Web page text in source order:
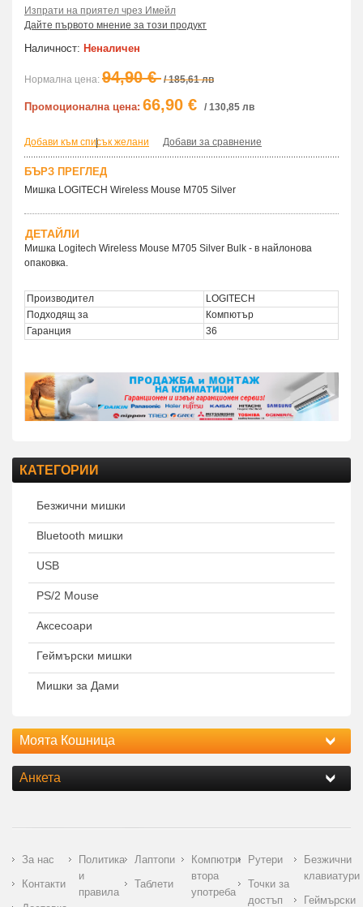
Изпрати на приятел чрез Имейл
Дайте първото мнение за този продукт
Наличност: Неналичен
Нормална цена: 94,90 € / 185,61 лв
Промоционална цена: 66,90 € / 130,85 лв
Добави към списък желани
| Добави за сравнение
БЪРЗ ПРЕГЛЕД
Мишка LOGITECH Wireless Mouse M705 Silver
ДЕТАЙЛИ
Мишка Logitech Wireless Mouse M705 Silver Bulk - в найлонова
опаковка.
Производител
LOGITECH
Подходящ за
Компютър
Гаранция
36
КАТЕГОРИИ
Безжични мишки
Bluetooth мишки
USB
PS/2 Mouse
Аксесоари
Геймърски мишки
Мишки за Дами
Моята Кошница
Анкета
За нас
Контакти
Политика
и
правила
Лаптопи
Таблети
Компютри
втора
употреба
Рутери
Точки за
достъп
Безжични
клавиатури
Геймърски